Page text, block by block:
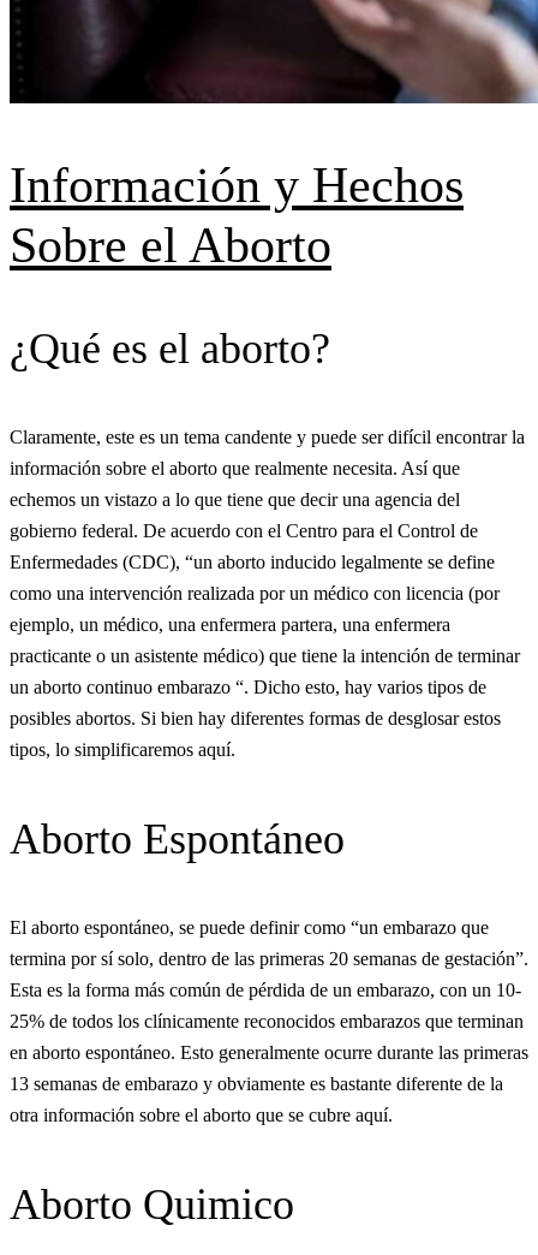
Información y Hechos
Sobre el Aborto
¿Qué es el aborto?
Claramente, este es un tema candente y puede ser difícil encontrar la
información sobre el aborto que realmente necesita. Así que
echemos un vistazo a lo que tiene que decir una agencia del
gobierno federal. De acuerdo con el Centro para el Control de
Enfermedades (CDC), “un aborto inducido legalmente se define
como una intervención realizada por un médico con licencia (por
ejemplo, un médico, una enfermera partera, una enfermera
practicante o un asistente médico) que tiene la intención de terminar
un aborto continuo embarazo “. Dicho esto, hay varios tipos de
posibles abortos. Si bien hay diferentes formas de desglosar estos
tipos, lo simplificaremos aquí.
Aborto Espontáneo
El aborto espontáneo, se puede definir como “un embarazo que
termina por sí solo, dentro de las primeras 20 semanas de gestación”.
Esta es la forma más común de pérdida de un embarazo, con un 10-
25% de todos los clínicamente reconocidos embarazos que terminan
en aborto espontáneo. Esto generalmente ocurre durante las primeras
13 semanas de embarazo y obviamente es bastante diferente de la
otra información sobre el aborto que se cubre aquí.
Aborto Quimico